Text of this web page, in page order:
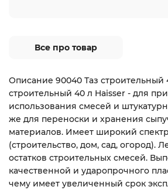
Все про товар
Описание 90040 Таз строительный
строительный 40 л Haisser - для
использования смесей и
же для переноски и хранения
материалов. Имеет широкий
(строительство, дом, сад, огород).
остатков строительных смесей.
качественной и ударопрочного
чему имеет увеличенный срок